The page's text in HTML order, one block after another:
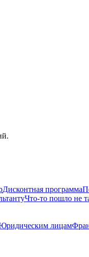
Дисконтная программа
Что-то пошло не
лицам